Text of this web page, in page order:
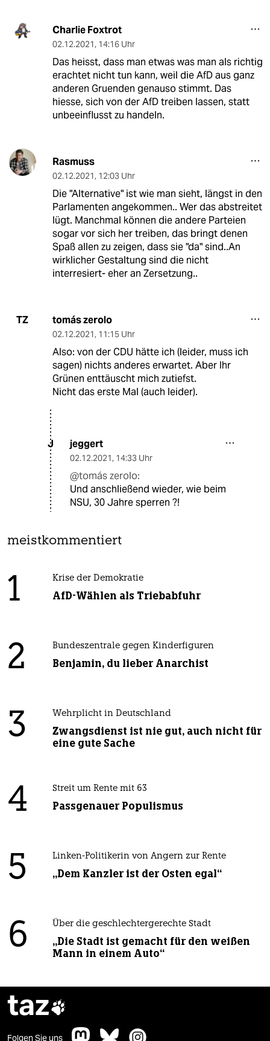
Charlie Foxtrot
02.12.2021, 14:16 Uhr
Das heisst, dass man etwas was man als richtig
erachtet nicht tun kann, weil die AfD aus ganz
anderen Gruenden genauso stimmt. Das
hiesse, sich von der AfD treiben lassen, statt
unbeeinflusst zu handeln.
Rasmuss
02.12.2021, 12:03 Uhr
Die "Alternative" ist wie man sieht, längst in den
Parlamenten angekommen.. Wer das abstreitet
lügt. Manchmal können die andere Parteien
sogar vor sich her treiben, das bringt denen
Spaß allen zu zeigen, dass sie "da" sind..An
wirklicher Gestaltung sind die nicht
interresiert- eher an Zersetzung..
TZ tomás zerolo
02.12.2021, 11:15 Uhr
Also: von der CDU hätte ich (leider, muss ich
sagen) nichts anderes erwartet. Aber Ihr
Grünen enttäuscht mich zutiefst.
Nicht das erste Mal (auch leider).
J jeggert
02.12.2021, 14:33 Uhr
@tomás zerolo:
Und anschließend wieder, wie beim
NSU, 30 Jahre sperren ?!
meistkommentiert
1 Krise der Demokratie
AfD-Wählen als Triebabfuhr
2 Bundeszentrale gegen Kinderfiguren
Benjamin, du lieber Anarchist
3 Wehrplicht in Deutschland
Zwangsdienst ist nie gut, auch nicht für
eine gute Sache
4 Streit um Rente mit 63
Passgenauer Populismus
5 Linken-Politikerin von Angern zur Rente
„Dem Kanzler ist der Osten egal“
6 Über die geschlechtergerechte Stadt
„Die Stadt ist gemacht für den weißen
Mann in einem Auto“
taz
Folgen Sie uns